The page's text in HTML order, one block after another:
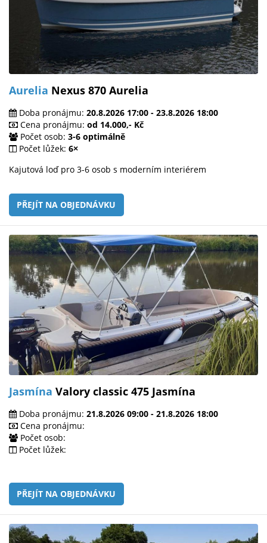
Aurelia Nexus 870 Aurelia
Doba pronájmu: 20.8.2026 17:00 - 23.8.2026 18:00
Cena pronájmu: od 14.000,- Kč
Počet osob: 3-6 optimálně
Počet lůžek: 6×
Kajutová loď pro 3-6 osob s moderním interiérem
PŘEJÍT NA OBJEDNÁVKU
Jasmína Valory classic 475 Jasmína
Doba pronájmu: 21.8.2026 09:00 - 21.8.2026 18:00
Cena pronájmu:
Počet osob:
Počet lůžek:
PŘEJÍT NA OBJEDNÁVKU